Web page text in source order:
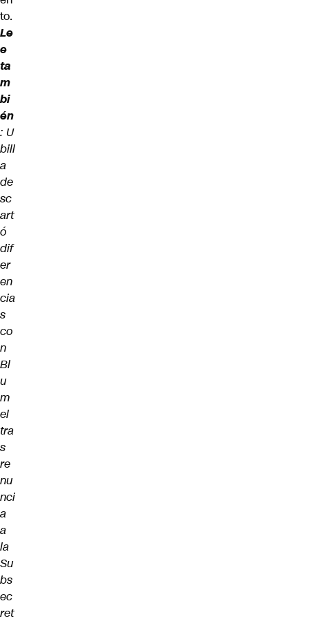
to.
Le
e
ta
m
bi
én
: U
bill
a
de
sc
art
ó
dif
er
en
cia
s
co
n
Bl
u
m
el
tra
s
re
nu
nci
a
a
la
Su
bs
ec
ret